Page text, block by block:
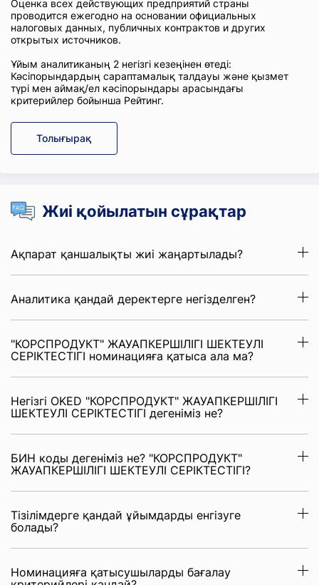
Оценка всех действующих предприятий страны
проводится ежегодно на основании официальных
налоговых данных, публичных контрактов и других
открытых источников.
Ұйым аналитиканың 2 негізгі кезеңінен өтеді:
Кәсіпорындардың сараптамалық талдауы және қызмет
түрі мен аймақ/ел кәсіпорындары арасындағы
критерийлер бойынша Рейтинг.
Толығырақ
Жиі қойылатын сұрақтар
Ақпарат қаншалықты жиі жаңартылады?
Аналитика қандай деректерге негізделген?
"КОРСПРОДУКТ" ЖАУАПКЕРШІЛІГІ ШЕКТЕУЛІ
СЕРІКТЕСТІГІ номинацияға қатыса ала ма?
Негізгі OKED "КОРСПРОДУКТ" ЖАУАПКЕРШІЛІГІ
ШЕКТЕУЛІ СЕРІКТЕСТІГІ дегеніміз не?
БИН коды дегеніміз не? "КОРСПРОДУКТ"
ЖАУАПКЕРШІЛІГІ ШЕКТЕУЛІ СЕРІКТЕСТІГІ?
Тізілімдерге қандай ұйымдарды енгізуге
болады?
Номинацияға қатысушыларды бағалау